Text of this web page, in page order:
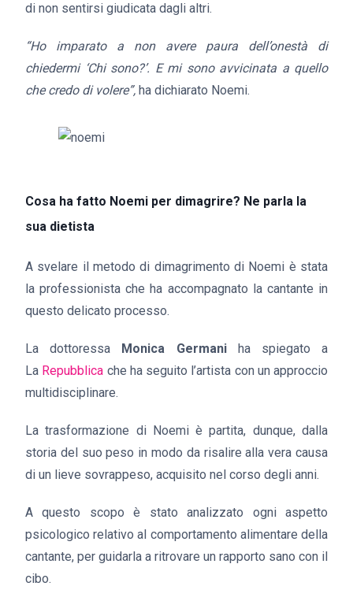
di non sentirsi giudicata dagli altri.
“Ho imparato a non avere paura dell’onestà di
chiedermi ‘Chi sono?’. E mi sono avvicinata a quello
che credo di volere”, ha dichiarato Noemi.
Cosa ha fatto Noemi per dimagrire? Ne parla la
sua dietista
A svelare il metodo di dimagrimento di Noemi è stata
la professionista che ha accompagnato la cantante in
questo delicato processo.
La dottoressa Monica Germaniha spiegato a
La Repubblica che ha seguito l’artista con un approccio
multidisciplinare.
La trasformazione di Noemi è partita, dunque, dalla
storia del suo peso in modo da risalire alla vera causa
di un lieve sovrappeso, acquisito nel corso degli anni.
A questo scopo è stato analizzato ogni aspetto
psicologico relativo al comportamento alimentare della
cantante, per guidarla a ritrovare un rapporto sano con il
cibo.